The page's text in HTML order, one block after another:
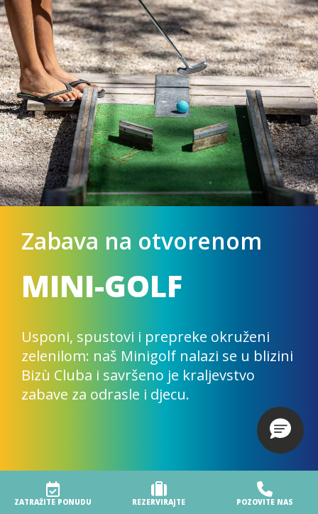
ŠTO JE NOVO
Nova tehnologija za
fitness
NOVI WIEMS
FITNESS
Wiems PRO je bežični sustav
elektrostimulacije cijelog tijela (EMS).
U kombinaciji s vježbanjem, EMS stvara
ZATRAŽITE PONUDU REZERVIRAJTE POZOVITE NAS